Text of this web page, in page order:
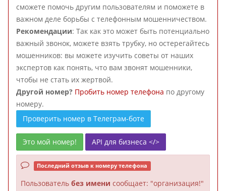
сможете помочь другим пользователям и поможете в
важном деле борьбы с телефонным мошенничеством.
Рекомендации: Так как это может быть потенциально
важный звонок, можете взять трубку, но остерегайтесь
мошенников: вы можете изучить советы от наших
экспертов как понять, что вам звонят мошенники,
чтобы не стать их жертвой.
Другой номер? Пробить номер телефона по другому
номеру.
Проверить номер в Телеграм-боте
Это мой номер! API для бизнеса </>
Последний отзыв к номеру телефона
Пользователь без имени сообщает: "организация!"